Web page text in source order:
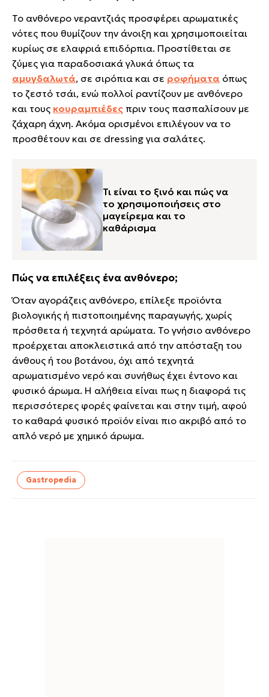
Το ανθόνερο νεραντζιάς προσφέρει αρωματικές
νότες που θυμίζουν την άνοιξη και χρησιμοποιείται
κυρίως σε ελαφριά επιδόρπια. Προστίθεται σε
ζύμες για παραδοσιακά γλυκά όπως τα
αμυγδαλωτά, σε σιρόπια και σε ροφήματα όπως
το ζεστό τσάι, ενώ πολλοί ραντίζουν με ανθόνερο
και τους κουραμπιέδες πριν τους πασπαλίσουν με
ζάχαρη άχνη. Ακόμα ορισμένοι επιλέγουν να το
προσθέτουν και σε dressing για σαλάτες.
Τι είναι το ξινό και πώς να
το χρησιμοποιήσεις στο
μαγείρεμα και το
καθάρισμα
Πώς να επιλέξεις ένα ανθόνερο;
Όταν αγοράζεις ανθόνερο, επίλεξε προϊόντα
βιολογικής ή πιστοποιημένης παραγωγής, χωρίς
πρόσθετα ή τεχνητά αρώματα. Το γνήσιο ανθόνερο
προέρχεται αποκλειστικά από την απόσταξη του
άνθους ή του βοτάνου, όχι από τεχνητά
αρωματισμένο νερό και συνήθως έχει έντονο και
φυσικό άρωμα. Η αλήθεια είναι πως η διαφορά τις
περισσότερες φορές φαίνεται και στην τιμή, αφού
το καθαρά φυσικό προϊόν είναι πιο ακριβό από το
απλό νερό με χημικό άρωμα.
Gastropedia